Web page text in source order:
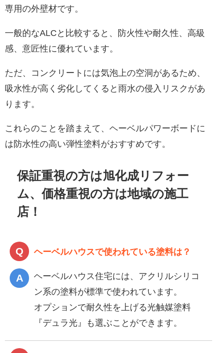
専用の外壁材です。
一般的なALCと比較すると、防火性や耐久性、高級
感、意匠性に優れています。
ただ、コンクリートには気泡上の空洞があるため、
吸水性が高く劣化してくると雨水の侵入リスクがあ
ります。
これらのことを踏まえて、ヘーベルパワーボードに
は防水性の高い弾性塗料がおすすめです。
保証重視の方は旭化成リフォー
ム、価格重視の方は地域の施工
店！
ヘーベルハウスで使われている塗料は？
ヘーベルハウス住宅には、アクリルシリコ
ン系の塗料が標準で使われています。
オプションで耐久性を上げる光触媒塗料
『デュラ光』も選ぶことができます。